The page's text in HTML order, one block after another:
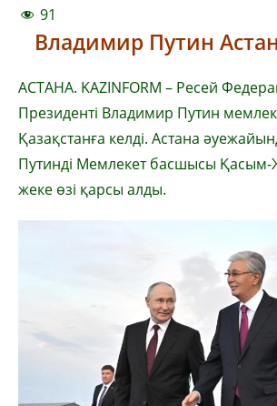
91
Владимир Путин
АСТАНА. KAZINFORM – Ресей
Президенті Владимир Путин
Қазақстанға келді. Астана
Путинді Мемлекет басшысы
жеке өзі қарсы алды.